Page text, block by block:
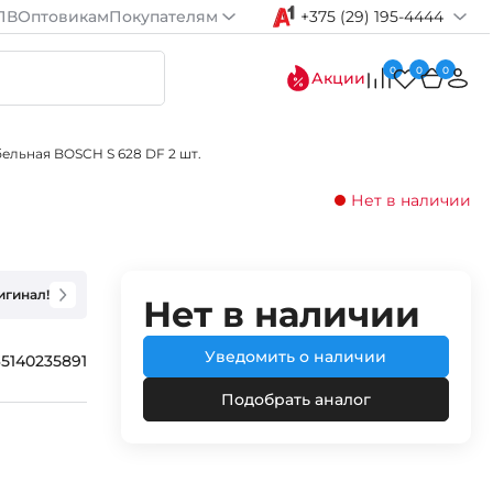
ОптовикамПокупателям +375 (29) 195-4444
Акции 0 0 0
BOSCH S 628 DF 2 шт.
Нет в наличии
Нет в наличии
Уведомить о наличии
Подобрать аналог